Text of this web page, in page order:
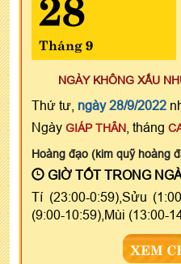
Tháng 9
NGÀY KHÔNG XẤU
Thứ tư, ngày 28/9/2022
Ngày GIÁP THÂN , tháng
Hoàng đạo (kim quỹ hoàng
GIỜ TỐT TRONG
Tí (23:00-0:59),Sửu
(9:00-10:59),Mùi (13:00-
XEM